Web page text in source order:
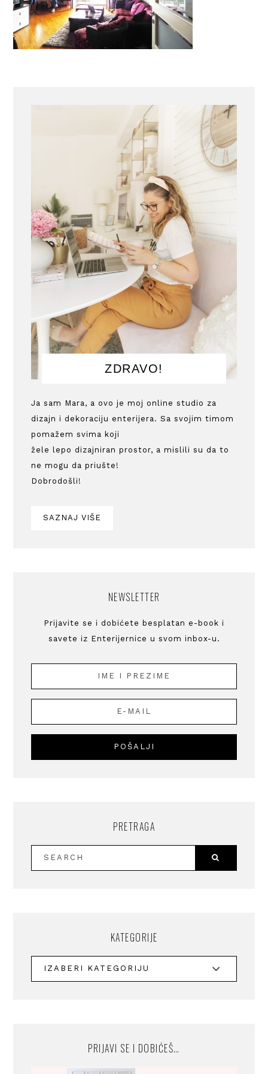
ZDRAVO!
Ja sam Mara, a ovo je moj online studio za
dizajn i dekoraciju enterijera. Sa svojim timom
pomažem svima koji
žele lepo dizajniran prostor, a mislili su da to
ne mogu da priušte!
Dobrodošli!
SAZNAJ VIŠE
NEWSLETTER
Prijavite se i dobićete besplatan e-book i
savete iz Enterijernice u svom inbox-u.
PRETRAGA
KATEGORIJE
PRIJAVI SE I DOBIĆEŠ…